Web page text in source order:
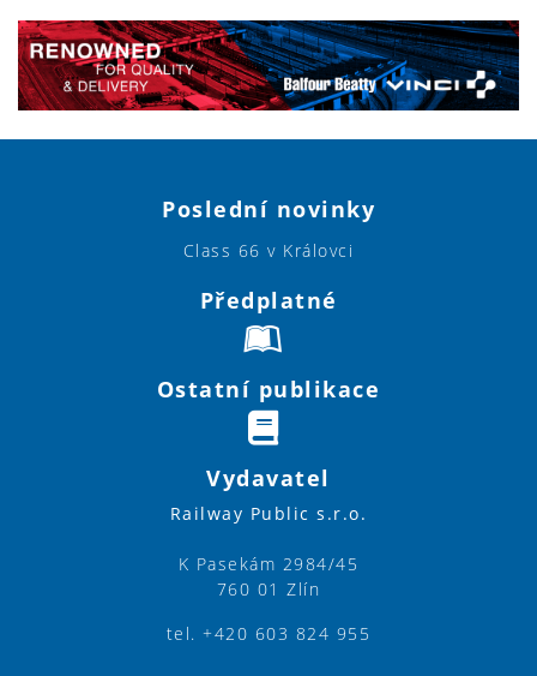
Poslední novinky
Class 66 v Královci
Předplatné
Ostatní publikace
Vydavatel
Railway Public s.r.o.
K Pasekám 2984/45
760 01 Zlín
tel. +420 603 824 955